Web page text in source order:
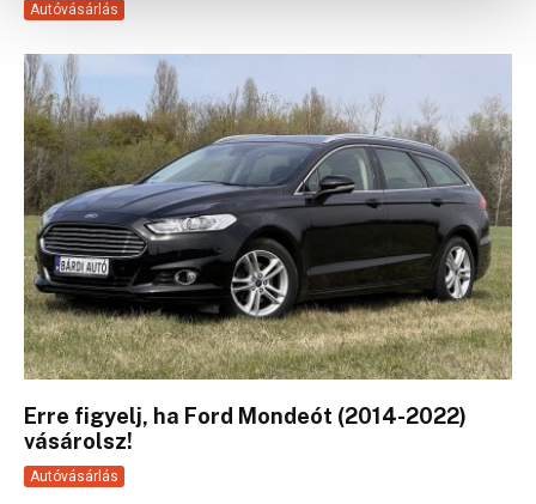
Autóvásárlás
Erre figyelj, ha Ford Mondeót (2014-2022)
vásárolsz!
Autóvásárlás